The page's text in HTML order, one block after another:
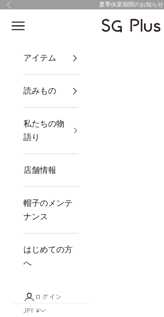
コンテンツへスキップ
前へ 夏季休業期間のお知らせ
SG Plus
メニュー
アイテム
読みもの
私たちの物
語り
店舗情報
帽子のメンテ
ナンス
はじめての方
へ
ログイン
JPY ¥